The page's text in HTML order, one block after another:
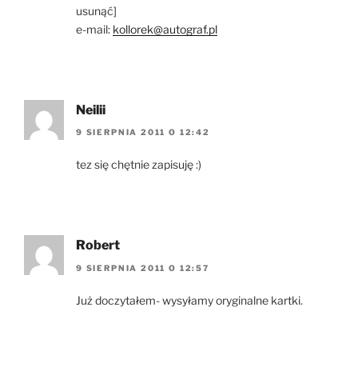
usunąć]
e-mail: kollorek@autograf.pl
Neilii
9 SIERPNIA 2011 O 12:42
tez się chętnie zapisuję :)
Robert
9 SIERPNIA 2011 O 12:57
Już doczytałem- wysyłamy oryginalne kartki.